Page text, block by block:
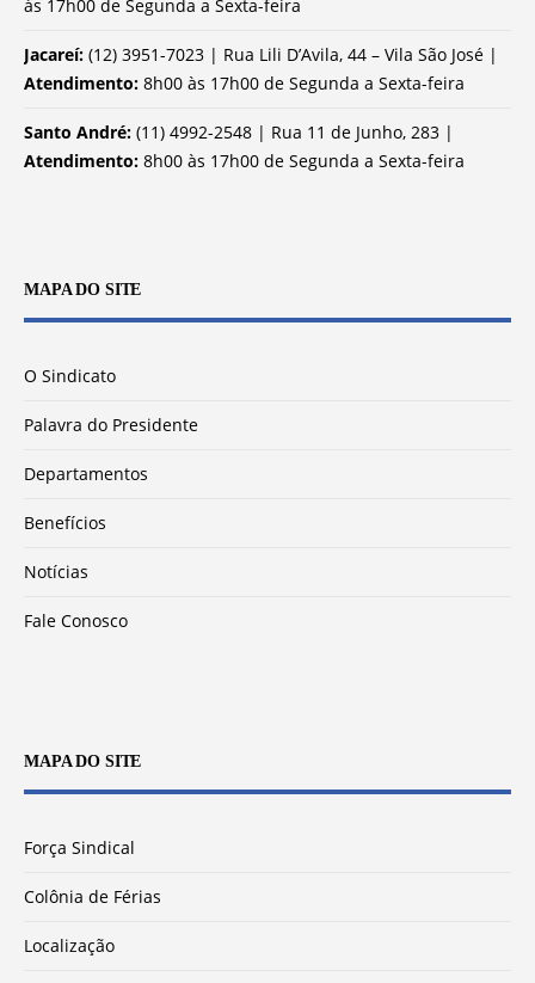
às 17h00 de Segunda a Sexta-feira
Jacareí: (12) 3951-7023 | Rua Lili D’Avila, 44 – Vila São José |
Atendimento: 8h00 às 17h00 de Segunda a Sexta-feira
Santo André: (11) 4992-2548 | Rua 11 de Junho, 283 |
Atendimento: 8h00 às 17h00 de Segunda a Sexta-feira
MAPA DO SITE
O Sindicato
Palavra do Presidente
Departamentos
Benefícios
Notícias
Fale Conosco
MAPA DO SITE
Força Sindical
Colônia de Férias
Localização